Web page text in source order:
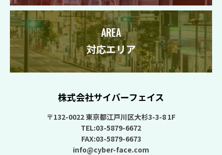
AREA
対応エリア
株式会社サイバーフェイス
〒132-0022 東京都江戸川区大杉3-3-8 1F
TEL:03-5879-6672
FAX:03-5879-6673
info@cyber-face.com